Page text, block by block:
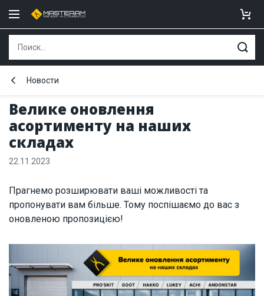
Велике оновлення
асортименту на наших
складах
Новости
22.11.2023
Прагнемо розширювати ваші можливості та
пропонувати вам більше. Тому поспішаємо до вас з
оновленою пропозицією!